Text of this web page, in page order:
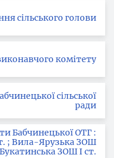
сільського голови
комітету
сільської
ради
Бабчинецької ОТГ :
; Вила-Ярузька ЗОШ
Букатинська ЗОШ І ст.